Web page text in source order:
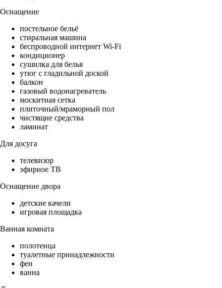
Оснащение
постельное бельё
стиральная машина
беспроводной интернет Wi-Fi
кондиционер
сушилка для белья
утюг с гладильной доской
балкон
газовый водонагреватель
москитная сетка
плиточный/мраморный пол
чистящие средства
ламинат
Для досуга
телевизор
эфирное ТВ
Оснащение двора
детские качели
игровая площадка
Ванная комната
полотенца
туалетные принадлежности
фен
ванна